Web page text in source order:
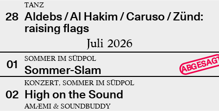
28
TANZ
Aldebs / Al Hakim / Caruso / Zünd:
raising flags
Juli 2026
01 SOMMER IM SÜDPOL
Sommer-Slam
02
KONZERT, SOMMER IM SÜDPOL
High on the Sound
AMÆMI & SOUNDBUDDY